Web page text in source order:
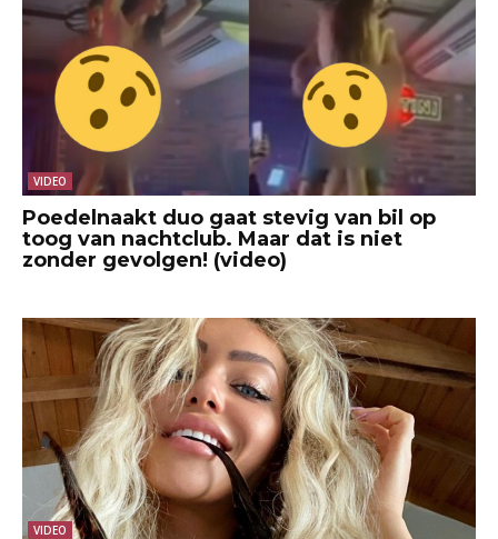
VIDEO
Poedelnaakt duo gaat stevig van bil op
toog van nachtclub. Maar dat is niet
zonder gevolgen! (video)
VIDEO